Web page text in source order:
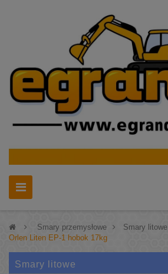
> Smary przemysłowe > Smary litowe
Orlen Liten EP-1 hobok 17kg
Smary litowe